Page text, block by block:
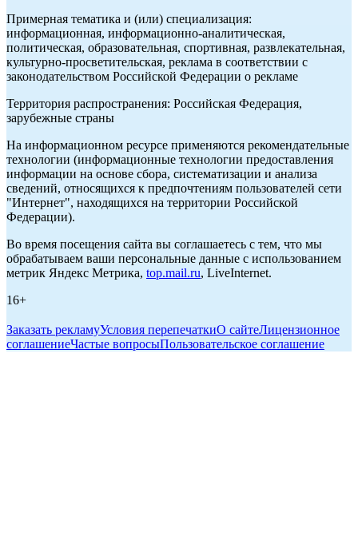
Примерная тематика и (или) специализация:
информационная, информационно-аналитическая,
политическая, образовательная, спортивная, развлекательная,
культурно-просветительская, реклама в соответствии с
законодательством Российской Федерации о рекламе
Территория распространения: Российская Федерация,
зарубежные страны
На информационном ресурсе применяются рекомендательные
технологии (информационные технологии предоставления
информации на основе сбора, систематизации и анализа
сведений, относящихся к предпочтениям пользователей сети
"Интернет", находящихся на территории Российской
Федерации).
Во время посещения сайта вы соглашаетесь с тем, что мы
обрабатываем ваши персональные данные с использованием
метрик Яндекс Метрика, top.mail.ru, LiveInternet.
16+
Заказать рекламуУсловия перепечаткиО сайтеЛицензионное
соглашениеЧастые вопросыПользовательское соглашение